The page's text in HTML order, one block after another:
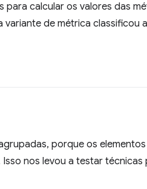
calcular os valores das
de métrica classificou
porque os
nos levou a testar